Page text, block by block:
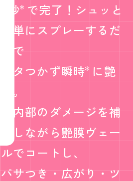
2秒＊ で完了！シュッと
簡単にスプレーするだ
けで
ベタつかず瞬時＊ に艶
髪。
髪内部のダメージを補
修しながら艶膜ヴェー
ルでコートし、
パサつき・広がり・ツ